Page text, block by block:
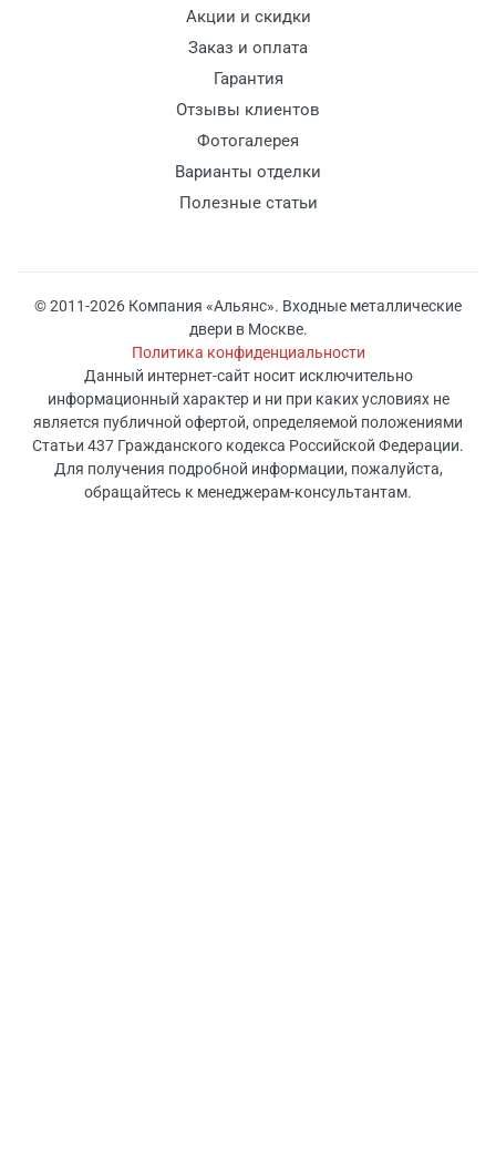
Акции и скидки
Заказ и оплата
Гарантия
Отзывы клиентов
Фотогалерея
Варианты отделки
Полезные статьи
© 2011-2026 Компания «Альянс». Входные металлические
двери в Москве.
Политика конфиденциальности
Данный интернет-сайт носит исключительно
информационный характер и ни при каких условиях не
является публичной офертой, определяемой положениями
Статьи 437 Гражданского кодекса Российской Федерации.
Для получения подробной информации, пожалуйста,
обращайтесь к менеджерам-консультантам.